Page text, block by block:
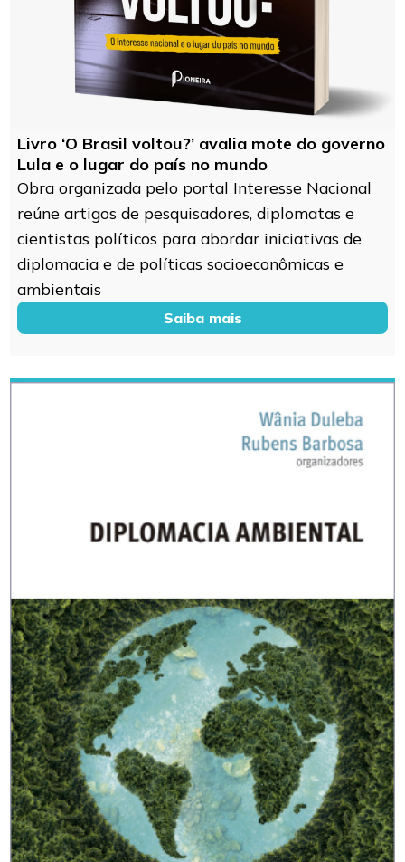
Livro ‘O Brasil voltou?’ avalia mote do governo
Lula e o lugar do país no mundo
Obra organizada pelo portal Interesse Nacional
reúne artigos de pesquisadores, diplomatas e
cientistas políticos para abordar iniciativas de
diplomacia e de políticas socioeconômicas e
ambientais
Saiba mais